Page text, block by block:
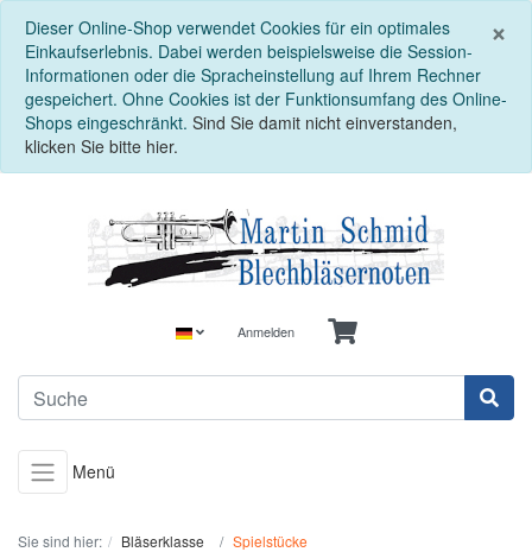
×
Dieser Online-Shop verwendet Cookies für ein optimales
Einkaufserlebnis. Dabei werden beispielsweise die Session-
Informationen oder die Spracheinstellung auf Ihrem Rechner
gespeichert. Ohne Cookies ist der Funktionsumfang des Online-
Shops eingeschränkt. Sind Sie damit nicht einverstanden,
klicken Sie bitte hier.
Anmelden
Menü
Sie sind hier: Bläserklasse Spielstücke